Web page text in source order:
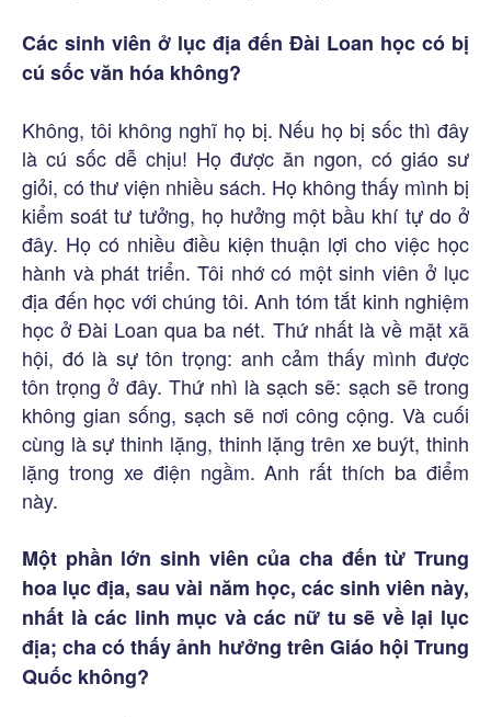
Các sinh viên ở lục địa đến Đài Loan học có bị
cú sốc văn hóa không?
Không, tôi không nghĩ họ bị. Nếu họ bị sốc thì đây
là cú sốc dễ chịu! Họ được ăn ngon, có giáo sư
giỏi, có thư viện nhiều sách. Họ không thấy mình bị
kiểm soát tư tưởng, họ hưởng một bầu khí tự do ở
đây. Họ có nhiều điều kiện thuận lợi cho việc học
hành và phát triển. Tôi nhớ có một sinh viên ở lục
địa đến học với chúng tôi. Anh tóm tắt kinh nghiệm
học ở Đài Loan qua ba nét. Thứ nhất là về mặt xã
hội, đó là sự tôn trọng: anh cảm thấy mình được
tôn trọng ở đây. Thứ nhì là sạch sẽ: sạch sẽ trong
không gian sống, sạch sẽ nơi công cộng. Và cuối
cùng là sự thinh lặng, thinh lặng trên xe buýt, thinh
lặng trong xe điện ngầm. Anh rất thích ba điểm
này.
Một phần lớn sinh viên của cha đến từ Trung
hoa lục địa, sau vài năm học, các sinh viên này,
nhất là các linh mục và các nữ tu sẽ về lại lục
địa; cha có thấy ảnh hưởng trên Giáo hội Trung
Quốc không?